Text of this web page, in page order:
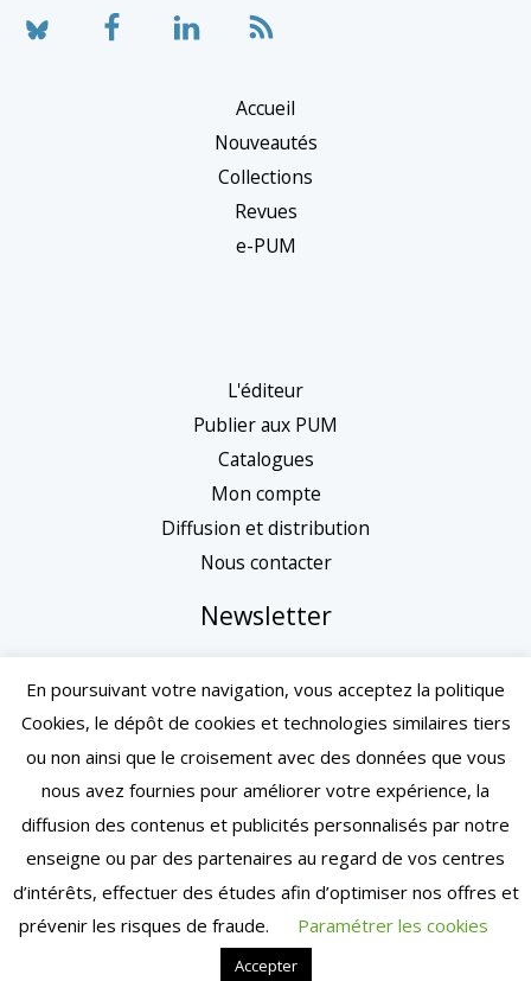
Accueil
Nouveautés
Collections
Revues
e-PUM
L'éditeur
Publier aux PUM
Catalogues
Mon compte
Diffusion et distribution
Nous contacter
Newsletter
Mentions légales
| Conditions générales de vente
| Copyright © 2024 – Toulouse | Tous droits réservés
En poursuivant votre navigation, vous acceptez la politique
Cookies, le dépôt de cookies et technologies similaires tiers
ou non ainsi que le croisement avec des données que vous
nous avez fournies pour améliorer votre expérience, la
diffusion des contenus et publicités personnalisés par notre
enseigne ou par des partenaires au regard de vos centres
d’intérêts, effectuer des études afin d’optimiser nos offres et
prévenir les risques de fraude.
Paramétrer les cookies
Accepter